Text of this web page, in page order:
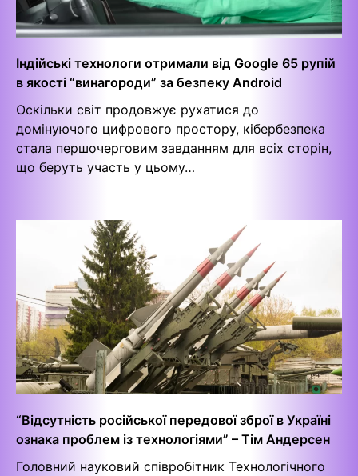
Індійські технологи отримали від Google 65 рупій
в якості “винагороди” за безпеку Android
Оскільки світ продовжує рухатися до
домінуючого цифрового простору, кібербезпека
стала першочерговим завданням для всіх сторін,
що беруть участь у цьому…
“Відсутність російської передової зброї в Україні
ознака проблем із технологіями” – Тім Андерсен
Головний науковий співробітник Технологічного